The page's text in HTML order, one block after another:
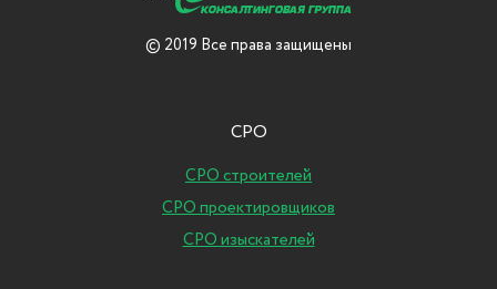
© 2019 Все права защищены
СРО
СРО строителей
СРО проектировщиков
СРО изыскателей